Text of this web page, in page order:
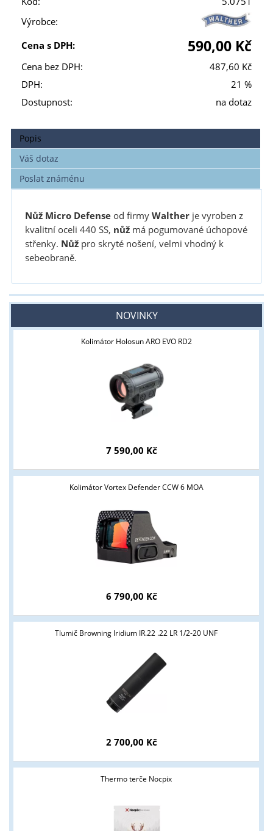
Výrobce:
Cena s DPH:
590,00 Kč
Cena bez DPH:
487,60 Kč
DPH:
21 %
Dostupnost:
na dotaz
Popis
Váš dotaz
Poslat známénu
Nůž Micro Defenseod firmyWaltherje vyroben z
kvalitní oceli 440 SS, nůžmá pogumované úchopové
střenky. Nůžpro skryté nošení, velmi vhodný k
sebeobraně.
NOVINKY
Kolimátor Holosun ARO EVO RD2
7 590,00 Kč
Kolimátor Vortex Defender CCW 6 MOA
6 790,00 Kč
Tlumič Browning Iridium IR.22 .22 LR 1/2-20 UNF
2 700,00 Kč
Thermo terče Nocpix